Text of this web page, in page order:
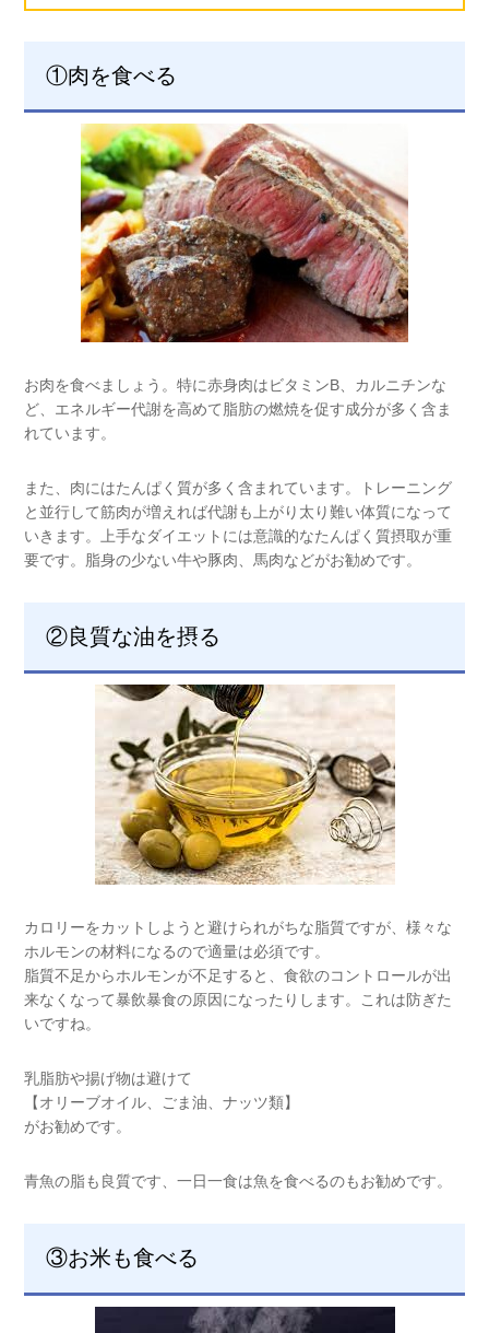
①肉を食べる
お肉を食べましょう。特に赤身肉はビタミンB、カルニチンな
ど、エネルギー代謝を高めて脂肪の燃焼を促す成分が多く含ま
れています。
また、肉にはたんぱく質が多く含まれています。トレーニング
と並行して筋肉が増えれば代謝も上がり太り難い体質になって
いきます。上手なダイエットには意識的なたんぱく質摂取が重
要です。脂身の少ない牛や豚肉、馬肉などがお勧めです。
②良質な油を摂る
カロリーをカットしようと避けられがちな脂質ですが、様々な
ホルモンの材料になるので適量は必須です。
脂質不足からホルモンが不足すると、食欲のコントロールが出
来なくなって暴飲暴食の原因になったりします。これは防ぎた
いですね。
乳脂肪や揚げ物は避けて
【オリーブオイル、ごま油、ナッツ類】
がお勧めです。
青魚の脂も良質です、一日一食は魚を食べるのもお勧めです。
③お米も食べる